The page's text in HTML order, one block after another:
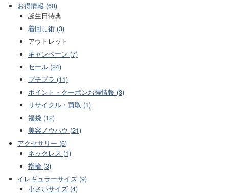
お得情報 (60)
誕生日特典
着回し術 (3)
アウトレット
キャンペーン (7)
セール (24)
プチプラ (11)
ポイント・クーポンお得情報 (3)
リサイクル・買取 (1)
福袋 (12)
美容ノウハウ (21)
アクセサリー (6)
ネックレス (1)
指輪 (3)
イレギュラーサイズ (9)
小さいサイズ (4)